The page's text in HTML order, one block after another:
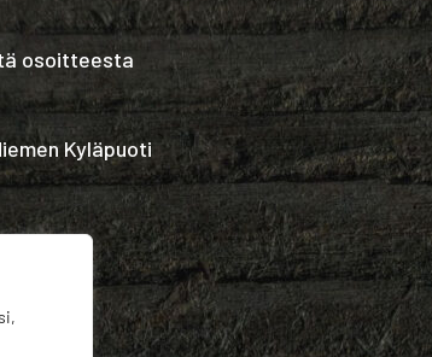
osoitteesta
Kyläpuoti